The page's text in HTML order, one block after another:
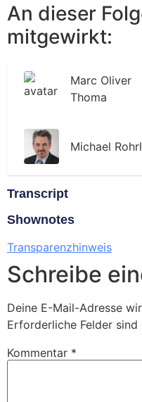
An dieser
mitgewirkt:
Marc Oliver
Thoma
Michael
Transcript
Shownotes
Transparenzhinweis
Schreibe
Deine E-Mail-Adresse
Erforderliche Felder sind
Kommentar *